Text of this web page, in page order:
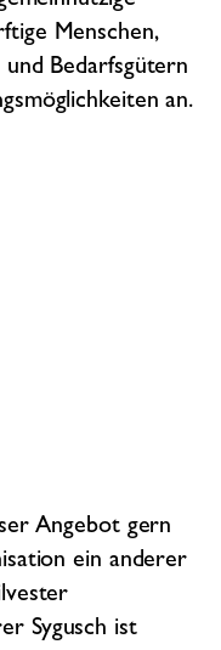
Menschen,
Bedarfsgütern
an.
Angebot gern
ein anderer
Sygusch ist